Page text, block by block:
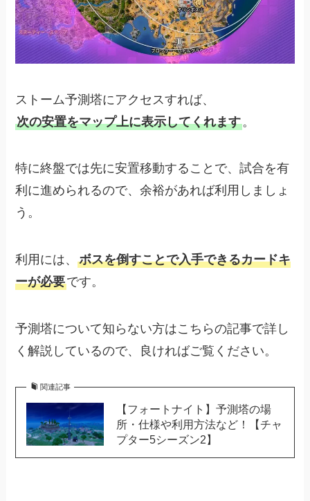
ストーム予測塔にアクセスすれば、
次の安置をマップ上に表示してくれます。
特に終盤では先に安置移動することで、試合を有
利に進められるので、余裕があれば利用しましょ
う。
利用には、ボスを倒すことで入手できるカードキ
ーが必要です。
予測塔について知らない方はこちらの記事で詳し
く解説しているので、良ければご覧ください。
関連記事
【フォートナイト】予測塔の場
所・仕様や利用方法など！【チャ
プター5シーズン2】